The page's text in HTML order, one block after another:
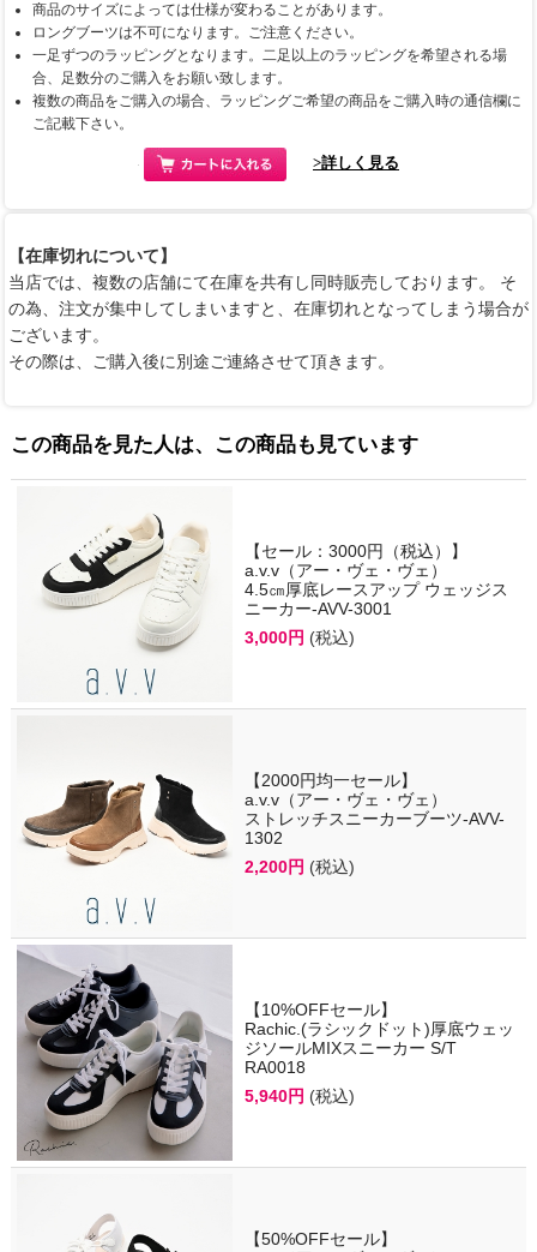
商品のサイズによっては仕様が変わることがあります。
ロングブーツは不可になります。ご注意ください。
一足ずつのラッピングとなります。二足以上のラッピングを希望される場
合、足数分のご購入をお願い致します。
複数の商品をご購入の場合、ラッピングご希望の商品をご購入時の通信欄に
ご記載下さい。
>詳しく見る
【在庫切れについて】
当店では、複数の店舗にて在庫を共有し同時販売しております。 そ
の為、注文が集中してしまいますと、在庫切れとなってしまう場合が
ございます。
その際は、ご購入後に別途ご連絡させて頂きます。
この商品を見た人は、この商品も見ています
【セール：3000円（税込）】
a.v.v（アー・ヴェ・ヴェ）
4.5㎝厚底レースアップ ウェッジス
ニーカー-AVV-3001
3,000円 (税込)
【2000円均一セール】
a.v.v（アー・ヴェ・ヴェ）
ストレッチスニーカーブーツ-AVV-
1302
2,200円 (税込)
【10%OFFセール】
Rachic.(ラシックドット)厚底ウェッ
ジソールMIXスニーカー S/T
RA0018
5,940円 (税込)
【50%OFFセール】